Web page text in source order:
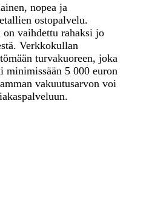
nopea ja
ostopalvelu.
vaihdettu rahaksi jo
Verkkokullan
turvakuoreen, joka
minimissään 5 000 euron
vakuutusarvon voi